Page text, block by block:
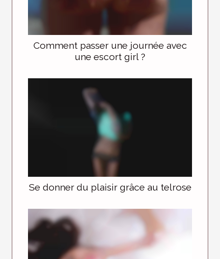
Comment passer une journée avec
une escort girl ?
Se donner du plaisir grâce au telrose